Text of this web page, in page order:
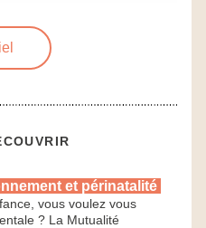
et périnatalité
vous voulez vous
? La Mutualité